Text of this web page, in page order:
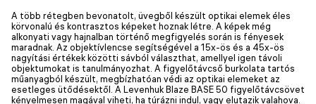
A több rétegben bevonatolt, üvegből készült optikai elemek éles
körvonalú és kontrasztos képeket hoznak létre. A képek még
alkonyati vagy hajnalban történő megfigyelés során is fényesek
maradnak. Az objektívlencse segítségével a 15x-ös és a 45x-ös
nagyítási értékek közötti sávból választhat, amellyel igen távoli
objektumokat is tanulmányozhat. A figyelőtávcső burkolata tartós
műanyagból készült, megbízhatóan védi az optikai elemeket az
esetleges ütődésektől. A Levenhuk Blaze BASE 50 figyelőtávcsövet
kényelmesen magával viheti, ha túrázni indul, vagy elutazik valahova.